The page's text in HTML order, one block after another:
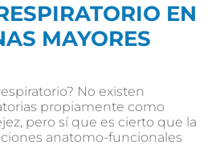
EN
MAYORES
No existen
propiamente como
pero sí que es cierto que la
anatomo-funcionales